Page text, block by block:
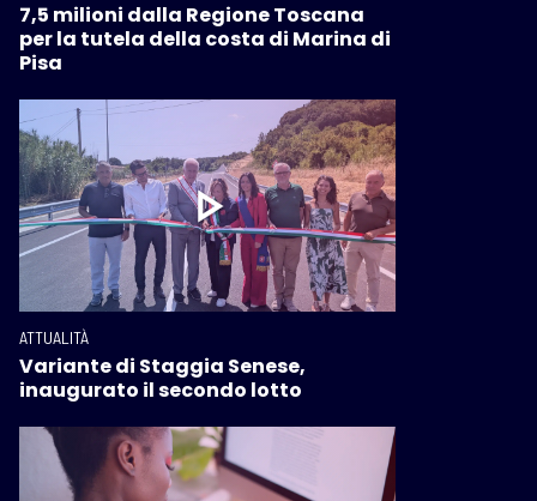
7,5 milioni dalla Regione Toscana
per la tutela della costa di Marina di
Pisa
ATTUALITÀ
Variante di Staggia Senese,
inaugurato il secondo lotto